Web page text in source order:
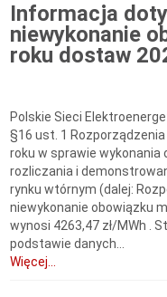
Informacja
niewykonanie
roku dostaw
Polskie Sieci
§16 ust. 1
roku w sprawie wykonania
rozliczania i
rynku wtórnym (dalej:
niewykonanie obowiązku
wynosi 4263,47 zł/MWh .
podstawie danych...
Więcej...